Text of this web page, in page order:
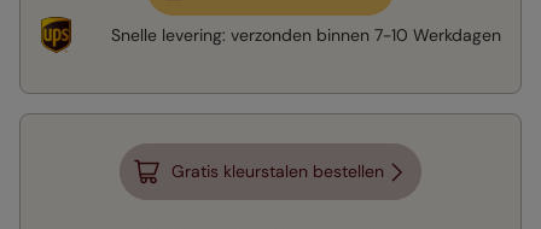
Snelle levering: verzonden binnen 7-10 Werkdagen
Gratis kleurstalen bestellen